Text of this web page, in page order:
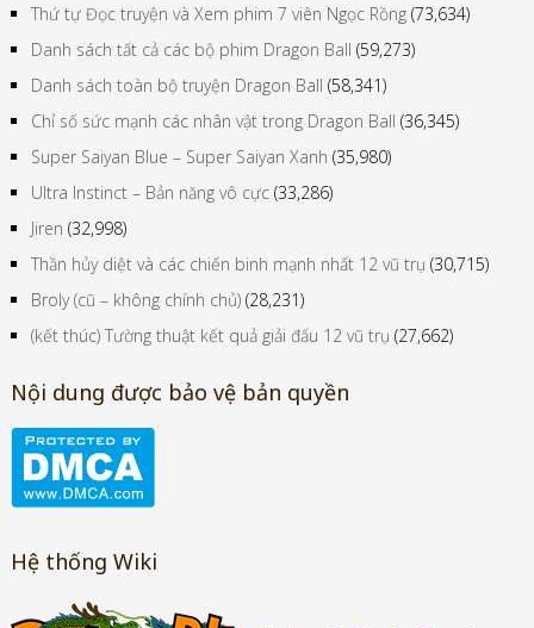
Thứ tự Đọc truyện và Xem phim 7 viên Ngọc Rồng (73,634)
Danh sách tất cả các bộ phim Dragon Ball (59,273)
Danh sách toàn bộ truyện Dragon Ball (58,341)
Chỉ số sức mạnh các nhân vật trong Dragon Ball (36,345)
Super Saiyan Blue – Super Saiyan Xanh (35,980)
Ultra Instinct – Bản năng vô cực (33,286)
Jiren (32,998)
Thần hủy diệt và các chiến binh mạnh nhất 12 vũ trụ (30,715)
Broly (cũ – không chính chủ) (28,231)
(kết thúc) Tường thuật kết quả giải đấu 12 vũ trụ (27,662)
Nội dung được bảo vệ bản quyền
Hệ thống Wiki